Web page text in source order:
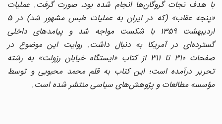
با هدف نجات گروگان‌ها انجام شده بود، صورت گرفت. عملیات
«پنجه عقاب» (که در ایران به عملیات طبس مشهور شد) در ۵
اردیبهشت ۱۳۵۹ با شکست مواجه شد و پیامدهای داخلی
گسترده‌ای در آمریکا به دنبال داشت. روایت این موضوع در
صفحات ۳۱۰ تا ۳۱۱ از کتاب «ایستگاه خیابان رزولت» به رشته
تحریر درآمده است؛ این کتاب به قلم محمد محبوبی و توسط
مؤسسه مطالعات و پژوهش‌های سیاسی منتشر شده است.